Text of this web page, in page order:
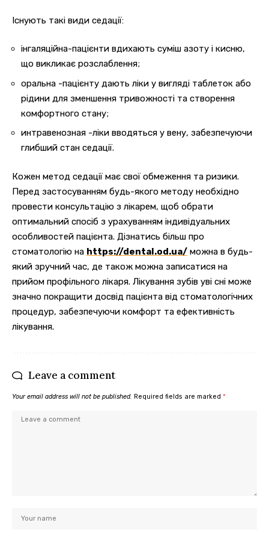
Існують такі види седації:
інгаляційна-пацієнти вдихають суміш азоту і кисню,
що викликає розслаблення;
оральна -пацієнту дають ліки у вигляді таблеток або
рідини для зменшення тривожності та створення
комфортного стану;
интравенозная -ліки вводяться у вену, забезпечуючи
глибший стан седації.
Кожен метод седації має свої обмеження та ризики.
Перед застосуванням будь-якого методу необхідно
провести консультацію з лікарем, щоб обрати
оптимальний спосіб з урахуванням індивідуальних
особливостей пацієнта. Дізнатись більш про
стоматологію на https://dental.od.ua/ можна в будь-
який зручний час, де також можна записатися на
прийом профільного лікаря. Лікування зубів уві сні може
значно покращити досвід пацієнта від стоматологічних
процедур, забезпечуючи комфорт та ефективність
лікування.
Leave a comment
Your email address will not be published. Required fields are marked *